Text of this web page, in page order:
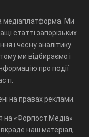
медіаплатформа. Ми
статті запорізьких
і чесну аналітику.
ми відбираємо і
про події
на правах реклами.
на «Форпост.Медіа»
наш матеріал,